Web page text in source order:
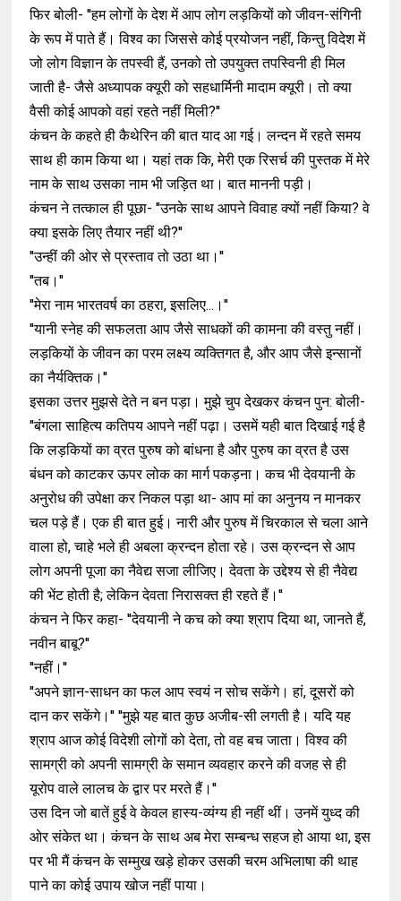
फिर बोली- ''हम लोगों के देश में आप लोग लड़कियों को जीवन-संगिनी
के रूप में पाते हैं। विश्व का जिससे कोई प्रयोजन नहीं, किन्तु विदेश में
जो लोग विज्ञान के तपस्वी हैं, उनको तो उपयुक्त तपस्विनी ही मिल
जाती है- जैसे अध्यापक क्यूरी को सहधार्मिनी मादाम क्यूरी। तो क्या
वैसी कोई आपको वहां रहते नहीं मिली?''
कंचन के कहते ही कैथेरिन की बात याद आ गई। लन्दन में रहते समय
साथ ही काम किया था। यहां तक कि, मेरी एक रिसर्च की पुस्तक में मेरे
नाम के साथ उसका नाम भी जड़ित था। बात माननी पड़ी।
कंचन ने तत्काल ही पूछा- ''उनके साथ आपने विवाह क्यों नहीं किया? वे
क्या इसके लिए तैयार नहीं थी?''
''उन्हीं की ओर से प्रस्ताव तो उठा था।''
''तब।''
''मेरा नाम भारतवर्ष का ठहरा, इसलिए...।''
''यानी स्नेह की सफलता आप जैसे साधकों की कामना की वस्तु नहीं।
लड़कियों के जीवन का परम लक्ष्य व्यक्तिगत है, और आप जैसे इन्सानों
का नैर्यक्तिक।''
इसका उत्तर मुझसे देते न बन पड़ा। मुझे चुप देखकर कंचन पुन: बोली-
''बंगला साहित्य कतिपय आपने नहीं पढ़ा। उसमें यही बात दिखाई गई है
कि लड़कियों का व्रत पुरुष को बांधना है और पुरुष का व्रत है उस
बंधन को काटकर ऊपर लोक का मार्ग पकड़ना। कच भी देवयानी के
अनुरोध की उपेक्षा कर निकल पड़ा था- आप मां का अनुनय न मानकर
चल पड़े हैं। एक ही बात हुई। नारी और पुरुष में चिरकाल से चला आने
वाला हो, चाहे भले ही अबला क्रन्दन होता रहे। उस क्रन्दन से आप
लोग अपनी पूजा का नैवेद्य सजा लीजिए। देवता के उद्देश्य से ही नैवेद्य
की भेंट होती है; लेकिन देवता निरासक्त ही रहते हैं।''
कंचन ने फिर कहा- ''देवयानी ने कच को क्या श्राप दिया था, जानते हैं,
नवीन बाबू?''
''नहीं।''
''अपने ज्ञान-साधन का फल आप स्वयं न सोच सकेंगे। हां, दूसरों को
दान कर सकेंगे।'' ''मुझे यह बात कुछ अजीब-सी लगती है। यदि यह
श्राप आज कोई विदेशी लोगों को देता, तो वह बच जाता। विश्व की
सामग्री को अपनी सामग्री के समान व्यवहार करने की वजह से ही
यूरोप वाले लालच के द्वार पर मरते हैं।''
उस दिन जो बातें हुई वे केवल हास्य-व्यंग्य ही नहीं थीं। उनमें युध्द की
ओर संकेत था। कंचन के साथ अब मेरा सम्बन्ध सहज हो आया था, इस
पर भी मैं कंचन के सम्मुख खड़े होकर उसकी चरम अभिलाषा की थाह
पाने का कोई उपाय खोज नहीं पाया।